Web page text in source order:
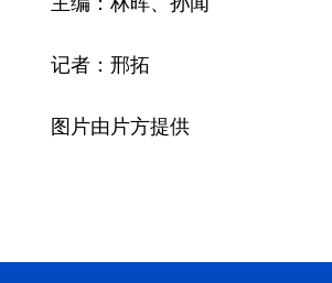
记者：邢拓
图片由片方提供